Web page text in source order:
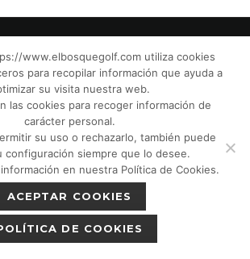
Club de Golf |Aviso Legal|
Privacidad| Política de Cookies
de devoluciones|
Protección de Menores CPM”|
www.elbosquegolf.com utiliza cookies
para recopilar información que ayuda a
su visita nuestra web.
las cookies para recoger información de
carácter personal.
su uso o rechazarlo, también puede
configuración siempre que lo desee.
en nuestra Política de Cookies.
ACEPTAR COOKIES
DE COOKIES